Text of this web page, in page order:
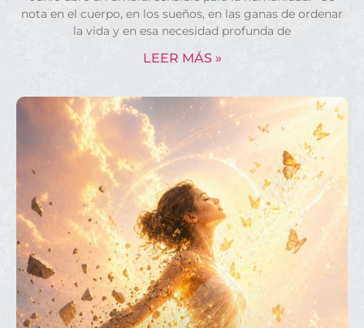
nota en el cuerpo, en los sueños, en las ganas de ordenar
la vida y en esa necesidad profunda de
LEER MÁS »